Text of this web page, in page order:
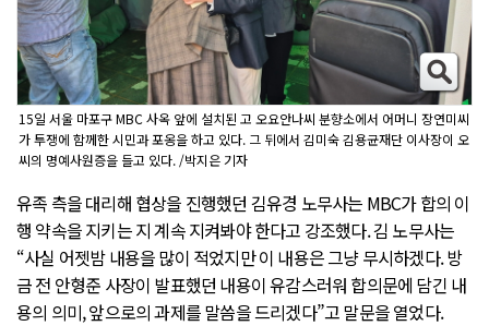
15일 서울 마포구 MBC 사옥 앞에 설치된 고 오요안나씨 분향소에서 어머니 장연미씨
가 투쟁에 함께한 시민과 포옹을 하고 있다. 그 뒤에서 김미숙 김용균재단 이사장이 오
씨의 명예사원증을 들고 있다. /박지은 기자
유족 측을 대리해 협상을 진행했던 김유경 노무사는 MBC가 합의 이
행 약속을 지키는 지 계속 지켜봐야 한다고 강조했다. 김 노무사는
“사실 어젯밤 내용을 많이 적었지만 이 내용은 그냥 무시하겠다. 방
금 전 안형준 사장이 발표했던 내용이 유감스러워 합의문에 담긴 내
용의 의미, 앞으로의 과제를 말씀을 드리겠다”고 말문을 열었다.